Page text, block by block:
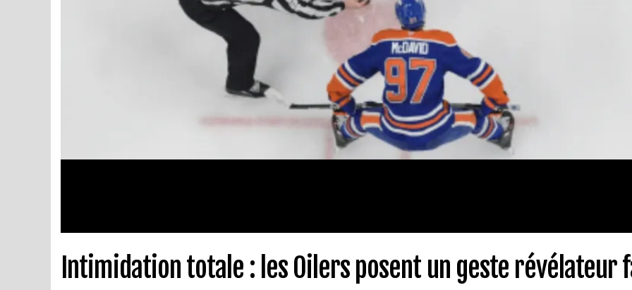
Intimidation totale : les Oilers posent un geste révélateur